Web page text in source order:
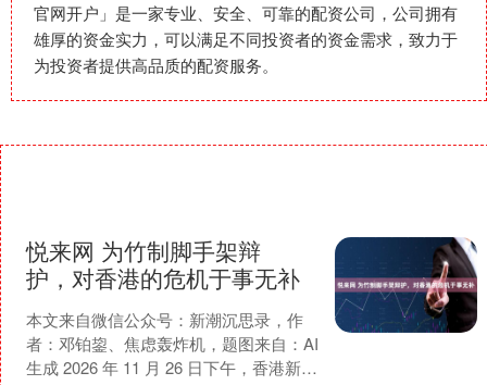
官网开户」是一家专业、安全、可靠的配资公司，公司拥有
雄厚的资金实力，可以满足不同投资者的资金需求，致力于
为投资者提供高品质的配资服务。
悦来网 为竹制脚手架辩
护，对香港的危机于事无补
本文来自微信公众号：新潮沉思录，作
者：邓铂鋆、焦虑轰炸机，题图来自：AI
生成 2026 年 11 月 26 日下午，香港新界